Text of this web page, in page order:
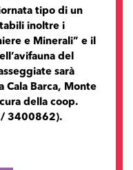
tipo di un
inoltre i
e Minerali” e il
del
sarà
Cala Barca, Monte
della coop.
3400862).